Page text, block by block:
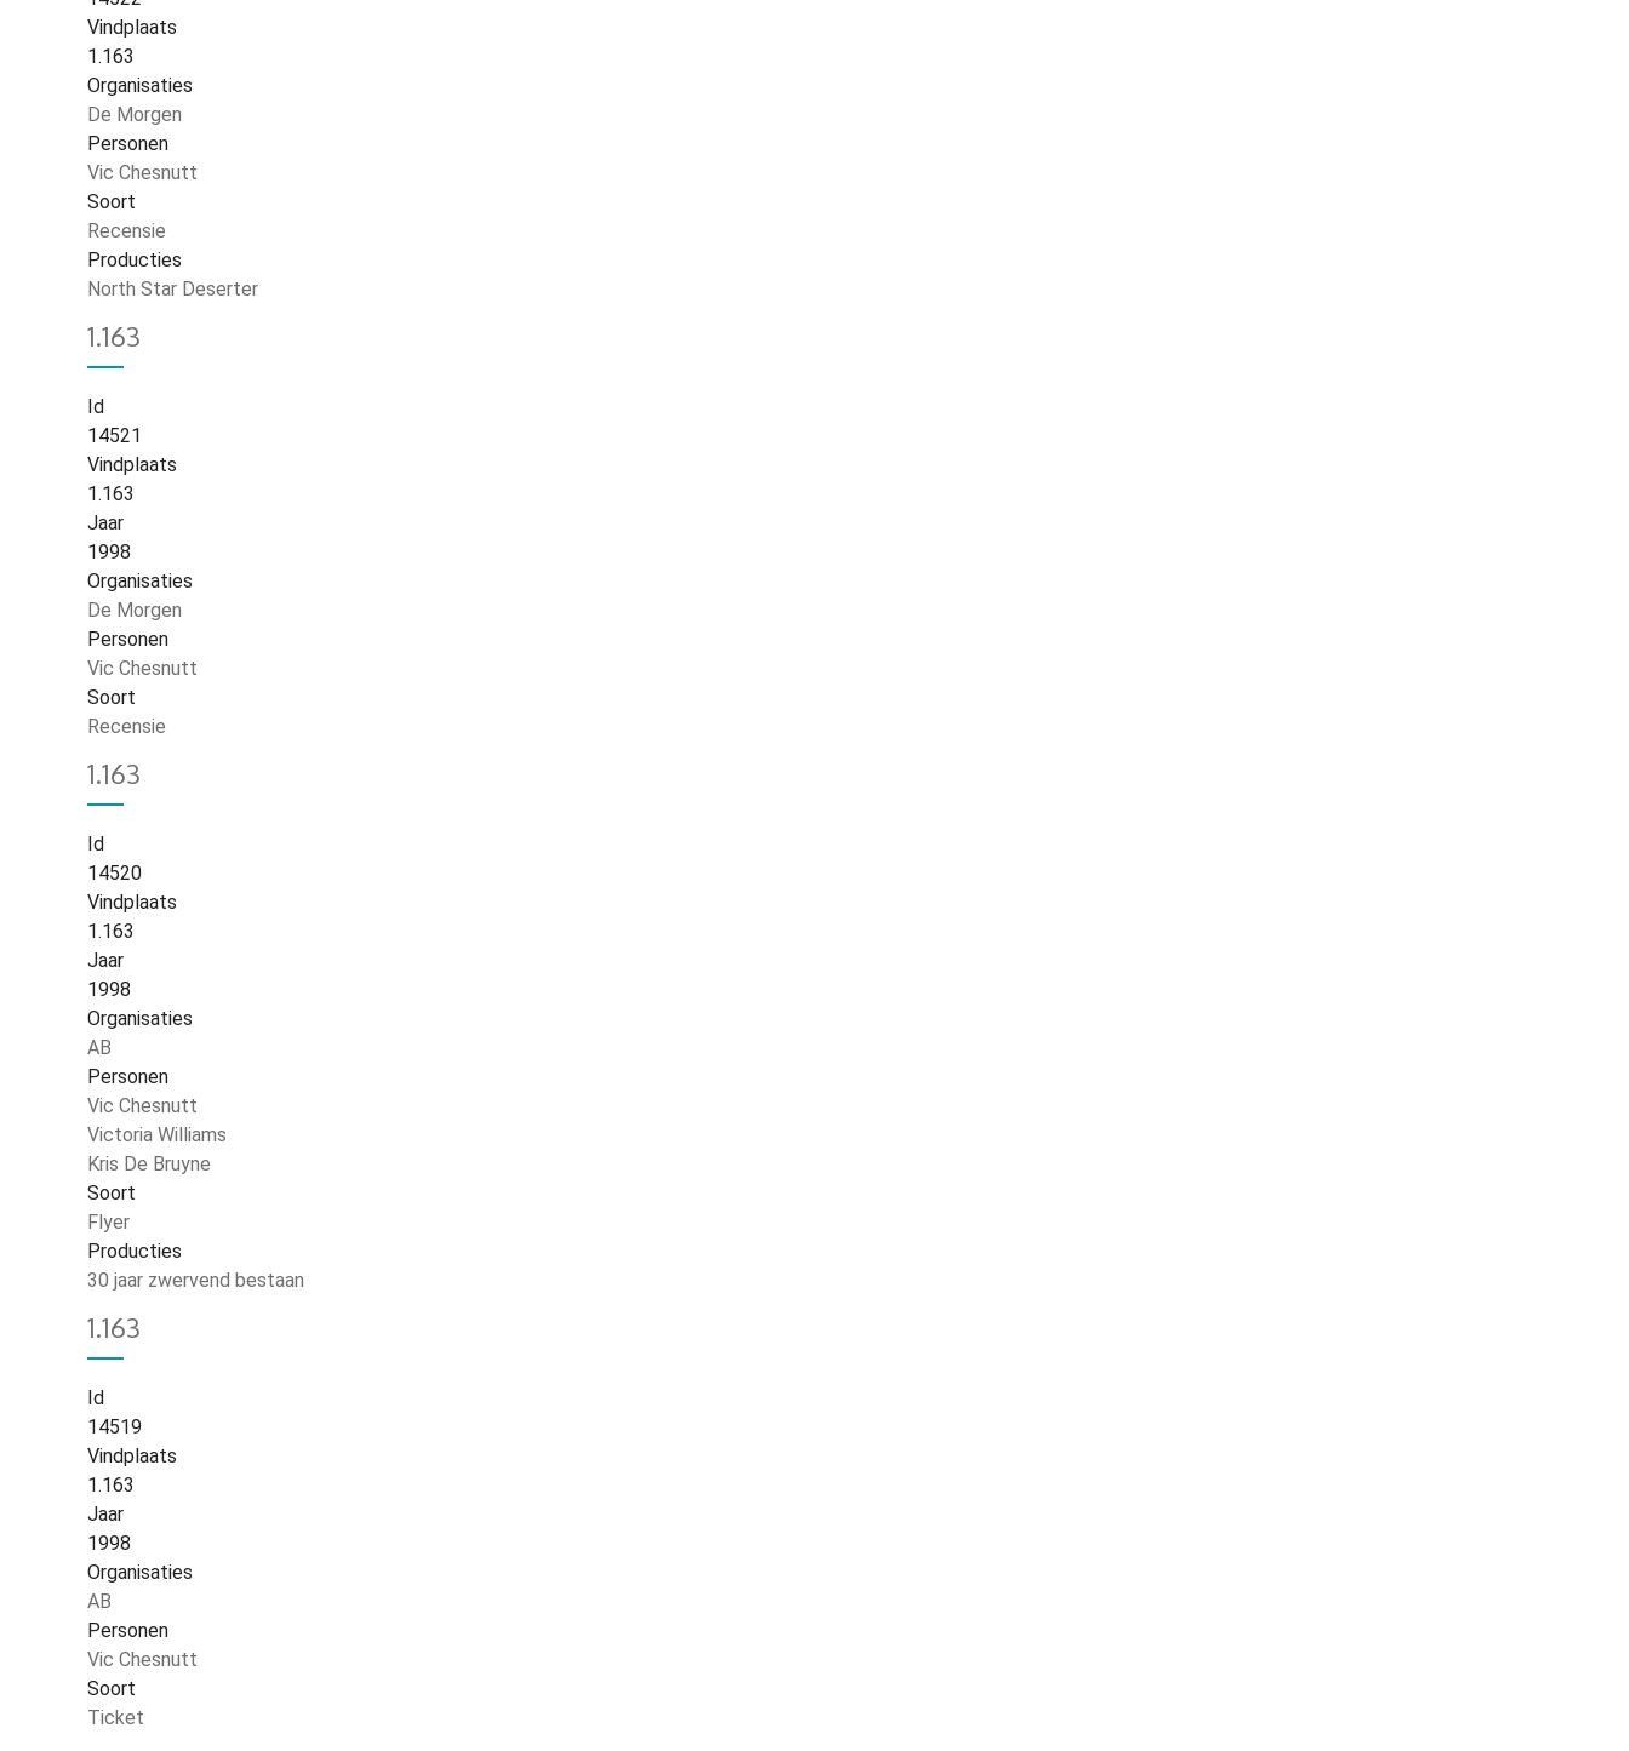
Vindplaats
1.163
Organisaties
De Morgen
Personen
Vic Chesnutt
Soort
Recensie
Producties
North Star Deserter
1.163
Id
14521
Vindplaats
1.163
Jaar
1998
Organisaties
De Morgen
Personen
Vic Chesnutt
Soort
Recensie
1.163
Id
14520
Vindplaats
1.163
Jaar
1998
Organisaties
AB
Personen
Vic Chesnutt
Victoria Williams
Kris De Bruyne
Soort
Flyer
Producties
30 jaar zwervend bestaan
1.163
Id
14519
Vindplaats
1.163
Jaar
1998
Organisaties
AB
Personen
Vic Chesnutt
Soort
Ticket